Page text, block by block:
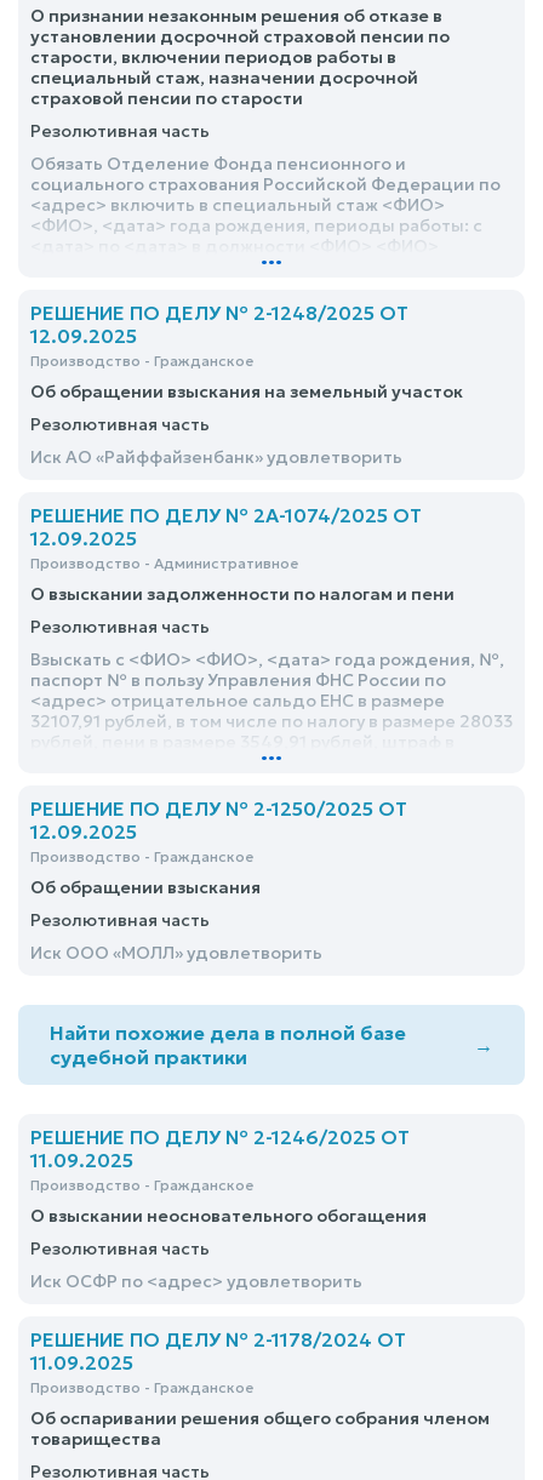
О признании незаконным решения об отказе в
установлении досрочной страховой пенсии по
старости, включении периодов работы в
специальный стаж, назначении досрочной
страховой пенсии по старости
Резолютивная часть
Обязать Отделение Фонда пенсионного и
социального страхования Российской Федерации по
<адрес> включить в специальный стаж <ФИО>
<ФИО>, <дата> года рождения, периоды работы: с
<дата> по <дата> в должности <ФИО> <ФИО>
...
РЕШЕНИЕ ПО ДЕЛУ № 2-1248/2025 ОТ
12.09.2025
Производство - Гражданское
Об обращении взыскания на земельный участок
Резолютивная часть
Иск АО «Райффайзенбанк» удовлетворить
РЕШЕНИЕ ПО ДЕЛУ № 2А-1074/2025 ОТ
12.09.2025
Производство - Административное
О взыскании задолженности по налогам и пени
Резолютивная часть
Взыскать с <ФИО> <ФИО>, <дата> года рождения, №,
паспорт № в пользу Управления ФНС России по
<адрес> отрицательное сальдо ЕНС в размере
32107,91 рублей, в том числе по налогу в размере 28033
...
РЕШЕНИЕ ПО ДЕЛУ № 2-1250/2025 ОТ
12.09.2025
Производство - Гражданское
Об обращении взыскания
Резолютивная часть
Иск ООО «МОЛЛ» удовлетворить
Найти похожие дела в полной базе
судебной практики
→
РЕШЕНИЕ ПО ДЕЛУ № 2-1246/2025 ОТ
11.09.2025
Производство - Гражданское
О взыскании неосновательного обогащения
Резолютивная часть
Иск ОСФР по <адрес> удовлетворить
РЕШЕНИЕ ПО ДЕЛУ № 2-1178/2024 ОТ
11.09.2025
Производство - Гражданское
Об оспаривании решения общего собрания членом
товарищества
Резолютивная часть